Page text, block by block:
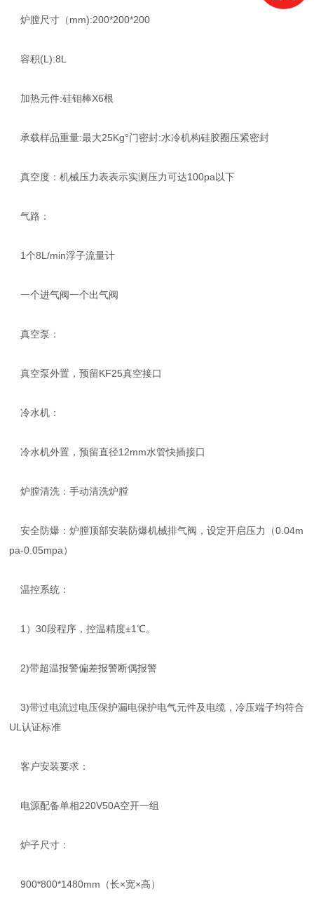
炉膛尺寸（mm):200*200*200
容积(L):8L
加热元件:硅钼棒X6根
承载样品重量:最大25Kg°门密封:水冷机构硅胶圈压紧密封
真空度：机械压力表表示实测压力可达100pa以下
气路：
1个8L/min浮子流量计
一个进气阀一个出气阀
真空泵：
真空泵外置，预留KF25真空接口
冷水机：
冷水机外置，预留直径12mm水管快插接口
炉膛清洗：手动清洗炉膛
安全防爆：炉膛顶部安装防爆机械排气阀，设定开启压力（0.04m
pa-0.05mpa）
温控系统：
1）30段程序，控温精度±1℃。
2)带超温报警偏差报警断偶报警
3)带过电流过电压保护漏电保护电气元件及电缆，冷压端子均符合
UL认证标准
客户安装要求：
电源配备单相220V50A空开一组
炉子尺寸：
900*800*1480mm（长×宽×高）